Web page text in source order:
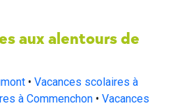
aux alentours de
• Vacances scolaires à
à Commenchon • Vacances